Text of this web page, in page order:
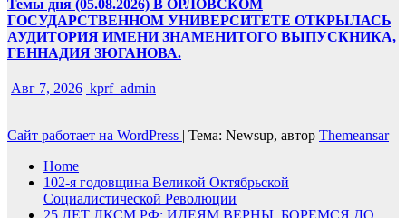
Темы дня (05.08.2026) В ОРЛОВСКОМ
ГОСУДАРСТВЕННОМ УНИВЕРСИТЕТЕ ОТКРЫЛАСЬ
АУДИТОРИЯ ИМЕНИ ЗНАМЕНИТОГО ВЫПУСКНИКА,
ГЕННАДИЯ ЗЮГАНОВА.
Авг 7, 2026 kprf_admin
Сайт работает на WordPress | Тема: Newsup, автор Themeansar
Home
102-я годовщина Великой Октябрьской
Социалистической Революции
25 ЛЕТ ЛКСМ РФ: ИДЕЯМ ВЕРНЫ, БОРЕМСЯ ДО